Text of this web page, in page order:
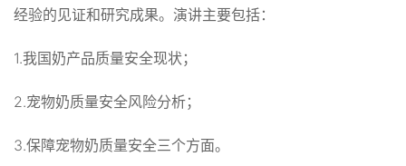
经验的见证和研究成果。演讲主要包括：
1.我国奶产品质量安全现状；
2.宠物奶质量安全风险分析；
3.保障宠物奶质量安全三个方面。